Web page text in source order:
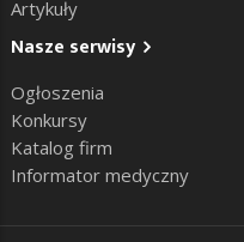
Artykuły
Nasze serwisy
Ogłoszenia
Konkursy
Katalog firm
Informator medyczny